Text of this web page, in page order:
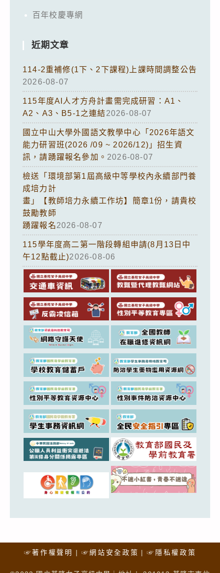
百年校慶專網
近期文章
114-2重補修(1下、2下課程)上課時間調整公告
2026-08-07
115年度AI人才方舟計畫需完成研習：A1、
A2、A3、B5-1之連結2026-08-07
國立中山大學外國語文教學中心「2026年語文
能力研習班(2026 /09 ~ 2026/12)」招生資
訊，請踴躍報名參加。 2026-08-07
檢送「環境部第1屆高級中等學校內永續部門養
成培力計
畫」【教師培力永續工作坊】簡章1份，請貴校
鼓勵教師
踴躍報名2026-08-07
115學年度高二第一階段轉組申請(8月13日中
午12點截止)2026-08-06
☞著作權聲明 ☞網站安全政策 ☞隱私權政策